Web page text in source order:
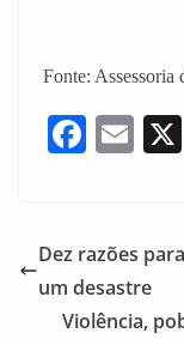
Fonte:
F
e
b
o
E
l
Dez razões
um desastre
Violência,